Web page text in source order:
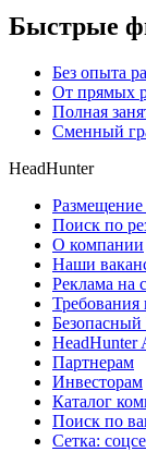
Быстрые
Без опыта
От прямых
Полная
Сменный
HeadHunter
Размещение
Поиск по
О компании
Наши
Реклама на
Безопасный
HeadHunter
Партнерам
Инвесторам
Каталог
Поиск по
Сетка: